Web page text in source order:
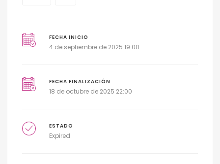
FECHA INICIO
4 de septiembre de 2025 19:00
FECHA FINALIZACIÓN
18 de octubre de 2025 22:00
ESTADO
Expired